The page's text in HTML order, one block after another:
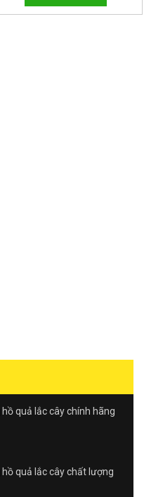
quả lắc cây chính hãng
quả lắc cây chất lượng